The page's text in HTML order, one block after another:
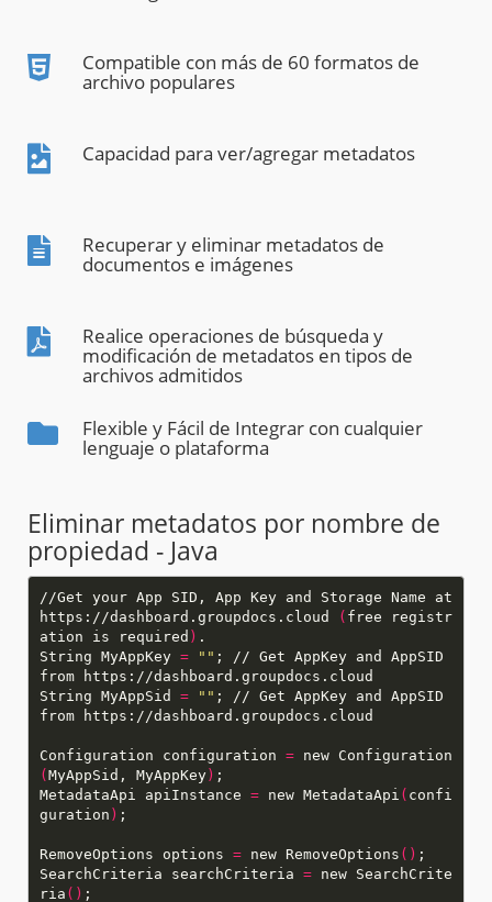
Compatible con más de 60 formatos de
archivo populares
Capacidad para ver/agregar metadatos
Recuperar y eliminar metadatos de
documentos e imágenes
Realice operaciones de búsqueda y
modificación de metadatos en tipos de
archivos admitidos
Flexible y Fácil de Integrar con cualquier
lenguaje o plataforma
Eliminar metadatos por nombre de
propiedad - Java
//Get your App SID, App Key and Storage Name at
https://dashboard.groupdocs.cloud
( free registr
ation is required )
String MyAppKey = "" ; // Get AppKey and AppSID
String MyAppSid = "" ; // Get AppKey and AppSID
Configuration configuration =new Configuration
( MyAppSid, MyAppKey)
MetadataApi apiInstance =new MetadataApi ( confi
guration )
RemoveOptions options =new RemoveOptions ()
SearchCriteria searchCriteria =new SearchCrite
ria ()